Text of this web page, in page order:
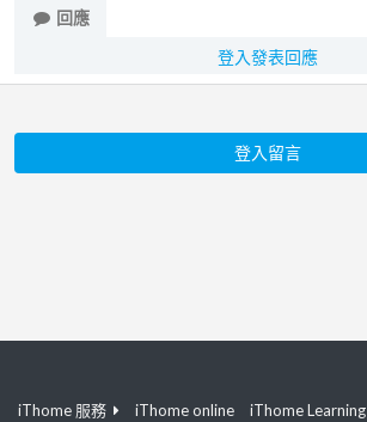
回應
登入發表回應
登入留言
iThome 服務 iThome online iThome Learning